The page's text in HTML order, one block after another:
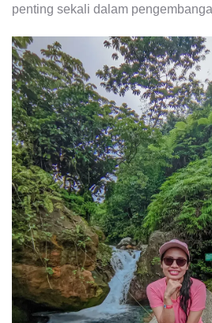
penting sekali dalam